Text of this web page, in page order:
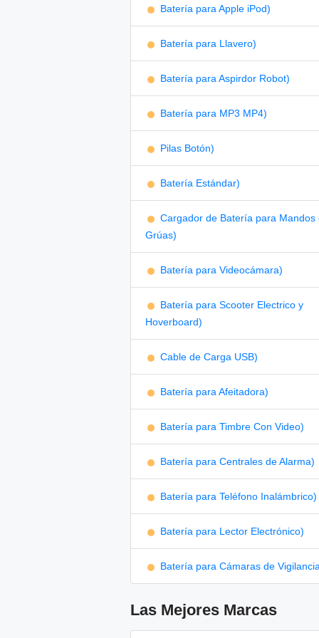
Batería para Apple iPod)
Batería para Llavero)
Batería para Aspirdor Robot)
Batería para MP3 MP4)
Pilas Botón)
Batería Estándar)
Cargador de Batería para Mandos
Grúas)
Batería para Videocámara)
Batería para Scooter Electrico y
Hoverboard)
Cable de Carga USB)
Batería para Afeitadora)
Batería para Timbre Con Video)
Batería para Centrales de Alarma)
Batería para Teléfono Inalámbrico)
Batería para Lector Electrónico)
Batería para Cámaras de
Las Mejores Marcas